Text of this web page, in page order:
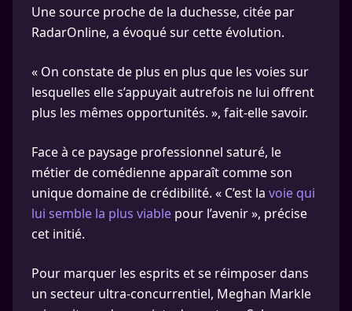
Une source proche de la duchesse, citée par
RadarOnline, a évoqué sur cette évolution.
« On constate de plus en plus que les voies sur
lesquelles elle s’appuyait autrefois ne lui offrent
plus les mêmes opportunités. », fait-elle savoir.
Face à ce paysage professionnel saturé, le
métier de comédienne apparaît comme son
unique domaine de crédibilité. « C’est la voie qui
lui semble la plus viable pour l’avenir », précise
cet initié.
Pour marquer les esprits et se réimposer dans
un secteur ultra-concurrentiel, Meghan Markle